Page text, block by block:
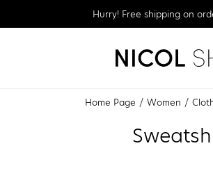
Hurry! Free shipping on
Home Page Women